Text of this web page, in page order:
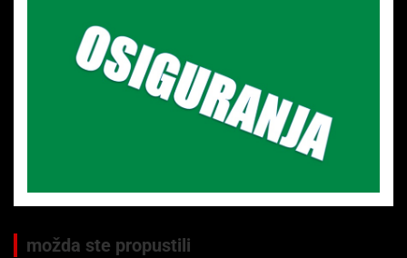
možda ste propustili